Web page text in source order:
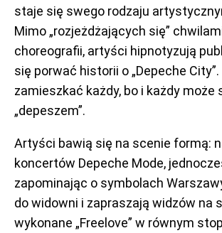
staje się swego rodzaju
Mimo „rozjeżdżających się”
choreografii, artyści hipnotyzują
się porwać historii o „Depeche
zamieszkać każdy, bo i każdy może
„depeszem”.
Artyści bawią się na scenie formą:
koncertów Depeche Mode,
zapominając o symbolach
do widowni i zapraszają widzów na
wykonane „Freelove” w równym